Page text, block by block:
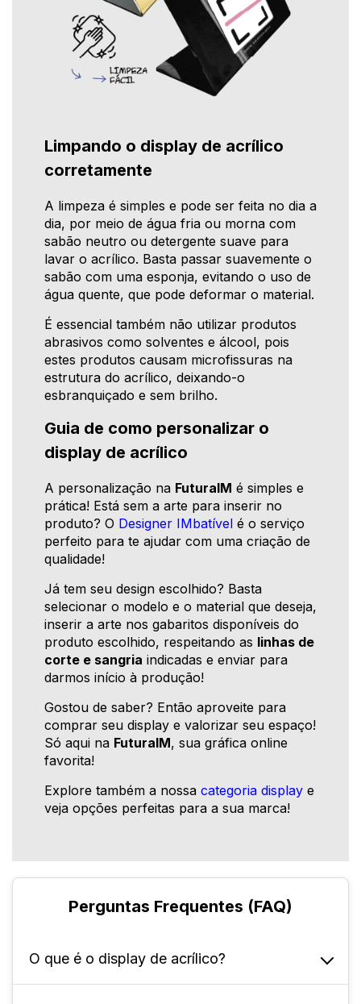
Limpando o display de acrílico
corretamente
A limpeza é simples e pode ser feita no dia a
dia, por meio de água fria ou morna com
sabão neutro ou detergente suave para
lavar o acrílico. Basta passar suavemente o
sabão com uma esponja, evitando o uso de
água quente, que pode deformar o material.
É essencial também não utilizar produtos
abrasivos como solventes e álcool, pois
estes produtos causam microfissuras na
estrutura do acrílico, deixando-o
esbranquiçado e sem brilho.
Guia de como personalizar o
display de acrílico
A personalização na FuturaIM é simples e
prática! Está sem a arte para inserir no
produto? O Designer IMbatível é o serviço
perfeito para te ajudar com uma criação de
qualidade!
Já tem seu design escolhido? Basta
selecionar o modelo e o material que deseja,
inserir a arte nos gabaritos disponíveis do
produto escolhido, respeitando as linhas de
corte e sangria indicadas e enviar para
darmos início à produção!
Gostou de saber? Então aproveite para
comprar seu display e valorizar seu espaço!
Só aqui na FuturaIM, sua gráfica online
favorita!
Explore também a nossa categoria display e
veja opções perfeitas para a sua marca!
Perguntas Frequentes (FAQ)
O que é o display de acrílico?